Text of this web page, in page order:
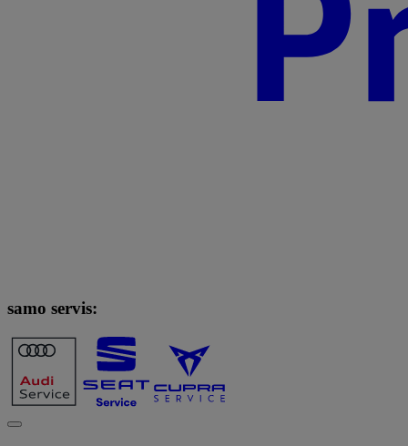
samo servis: